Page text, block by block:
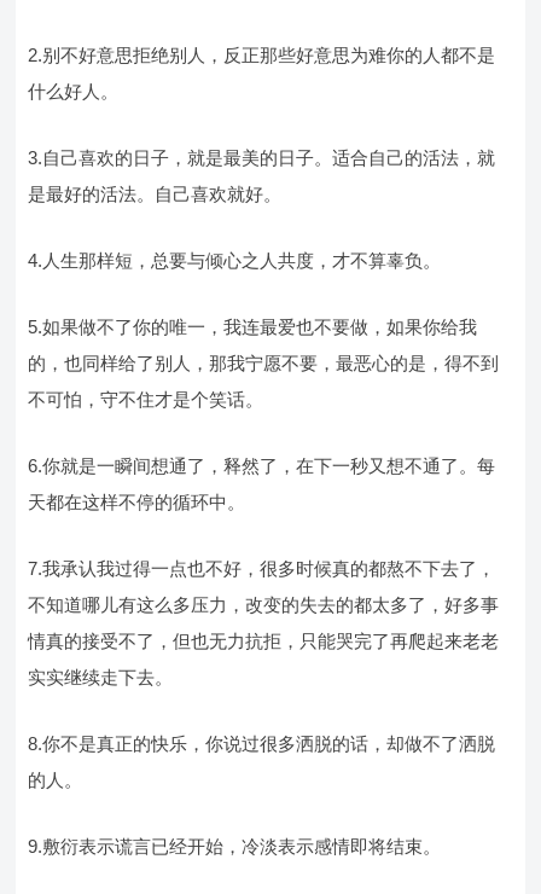
2.别不好意思拒绝别人，反正那些好意思为难你的人都不是
什么好人。
3.自己喜欢的日子，就是最美的日子。适合自己的活法，就
是最好的活法。自己喜欢就好。
4.人生那样短，总要与倾心之人共度，才不算辜负。
5.如果做不了你的唯一，我连最爱也不要做，如果你给我
的，也同样给了别人，那我宁愿不要，最恶心的是，得不到
不可怕，守不住才是个笑话。
6.你就是一瞬间想通了，释然了，在下一秒又想不通了。每
天都在这样不停的循环中。
7.我承认我过得一点也不好，很多时候真的都熬不下去了，
不知道哪儿有这么多压力，改变的失去的都太多了，好多事
情真的接受不了，但也无力抗拒，只能哭完了再爬起来老老
实实继续走下去。
8.你不是真正的快乐，你说过很多洒脱的话，却做不了洒脱
的人。
9.敷衍表示谎言已经开始，冷淡表示感情即将结束。